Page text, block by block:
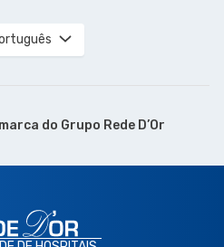
do Grupo Rede D’Or